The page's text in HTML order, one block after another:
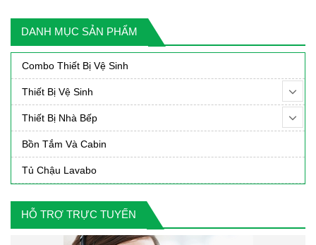
DANH MỤC SẢN PHẨM
Combo Thiết Bị Vệ Sinh
Thiết Bị Vệ Sinh
Thiết Bị Nhà Bếp
Bồn Tắm Và Cabin
Tủ Chậu Lavabo
HỖ TRỢ TRỰC TUYẾN
1,520,000₫. là:
1,350,000₫.